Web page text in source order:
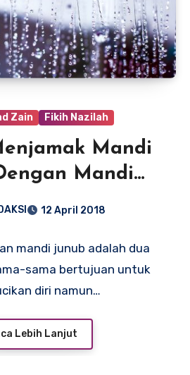
Zain Fikih Nazilah
Mandi
Mandi
12 April 2018
mandi junub adalah dua
sama bertujuan untuk
diri namun…
Lebih Lanjut